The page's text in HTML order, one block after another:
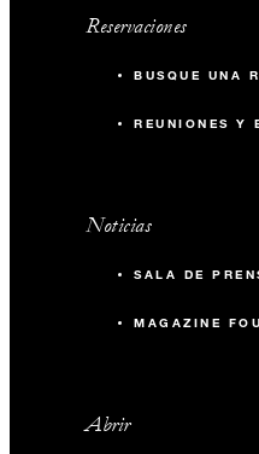
Reservaciones
BUSQUE UNA
REUNIONES Y
Noticias
SALA DE
MAGAZINE
Abrir